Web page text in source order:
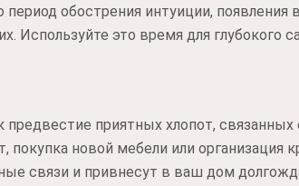
обострения интуиции, появления
это время для глубокого
предвестие приятных хлопот,
новой мебели или организация
связи и привнесут в ваш дом